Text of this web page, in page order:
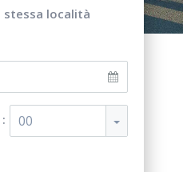
stessa località
: 00